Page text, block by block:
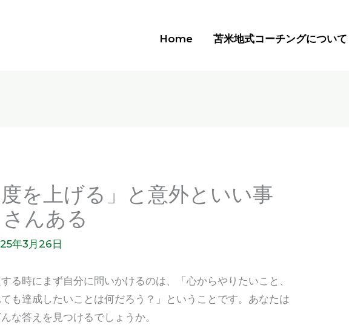
Home 苫米地式コーチングについて
度を上げる」と意外といい事
んある
年3月26日
る時にまず自分に問いかけるのは、「心からやりたいこと、
も達成したいことは何だろう？」ということです。あなたは
な答えを見つけるでしょうか。